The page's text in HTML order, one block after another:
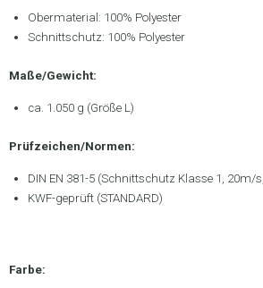
Obermaterial: 100% Polyester
Schnittschutz: 100% Polyester
Maße/Gewicht:
ca. 1.050 g (Größe L)
Prüfzeichen/Normen:
DIN EN 381-5 (Schnittschutz Klasse 1, 20m/
KWF-geprüft (STANDARD)
Farbe: